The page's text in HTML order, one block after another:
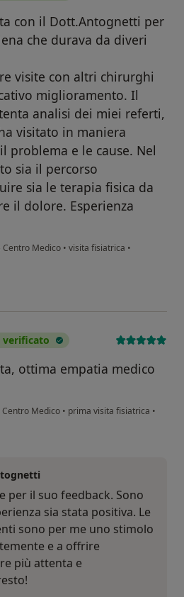
con il Dott.Antognetti per
che durava da diveri
visite con altri chirurghi
miglioramento. Il
analisi dei miei referti,
visitato in maniera
problema e le cause. Nel
sia il percorso
sia le terapia fisica da
il dolore. Esperienza
Centro Medico • visita fisiatrica •
ottima empatia medico
Centro Medico • prima visita fisiatrica •
per il suo feedback. Sono
sia stata positiva. Le
sono per me uno stimolo
e a offrire
più attenta e